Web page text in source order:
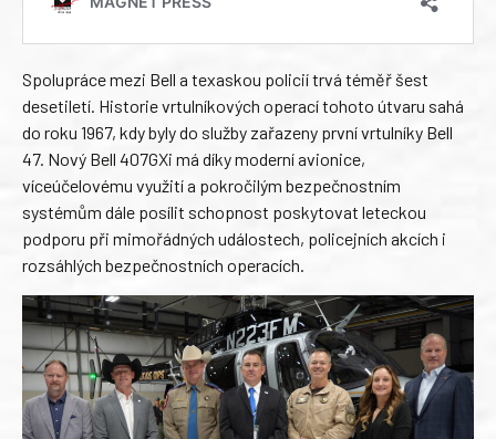
Spolupráce mezi Bell a texaskou policií trvá téměř šest
desetiletí. Historie vrtulníkových operací tohoto útvaru sahá
do roku 1967, kdy byly do služby zařazeny první vrtulníky Bell
47. Nový Bell 407GXi má díky moderní avionice,
víceúčelovému využití a pokročilým bezpečnostním
systémům dále posílit schopnost poskytovat leteckou
podporu při mimořádných událostech, policejních akcích i
rozsáhlých bezpečnostních operacích.